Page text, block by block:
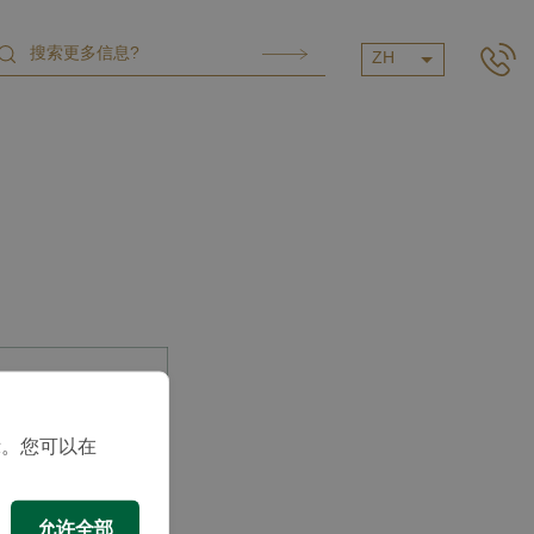
ZH
您可以在
允许全部